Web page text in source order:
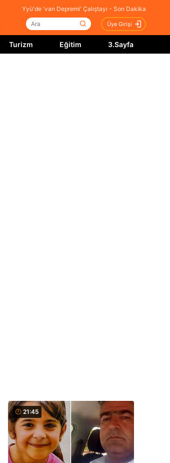
Yyü'de 'van Depremi' Çalıştayı - Son Dakika
Üye Girişi
Turizm Eğitim 3.Sayfa
21:45